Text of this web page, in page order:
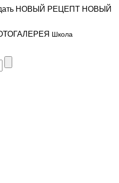
НОВЫЙ РЕЦЕПТ НОВЫЙ
Школа